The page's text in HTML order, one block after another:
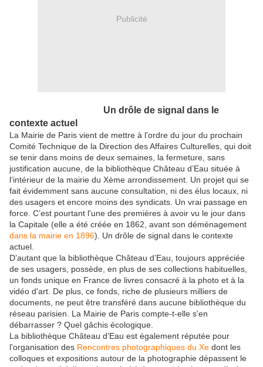
Publicité
Un drôle de signal dans le
contexte actuel
La Mairie de Paris vient de mettre à l'ordre du jour du prochain
Comité Technique de la Direction des Affaires Culturelles, qui doit
se tenir dans moins de deux semaines, la fermeture, sans
justification aucune, de la bibliothèque Château d’Eau située à
l’intérieur de la mairie du Xème arrondissement. Un projet qui se
fait évidemment sans aucune consultation, ni des élus locaux, ni
des usagers et encore moins des syndicats. Un vrai passage en
force. C’est pourtant l'une des premières à avoir vu le jour dans
la Capitale (elle a été créée en 1862, avant son déménagement
dans la mairie en 1896). Un drôle de signal dans le contexte
actuel.
D’autant que la bibliothèque Château d’Eau, toujours appréciée
de ses usagers, possède, en plus de ses collections habituelles,
un fonds unique en France de livres consacré à la photo et à la
vidéo d'art. De plus, ce fonds, riche de plusieurs milliers de
documents, ne peut être transféré dans aucune bibliothèque du
réseau parisien. La Mairie de Paris compte-t-elle s'en
débarrasser ? Quel gâchis écologique.
La bibliothèque Château d’Eau est également réputée pour
l'organisation des Rencontres photographiques du Xe dont les
colloques et expositions autour de la photographie dépassent le